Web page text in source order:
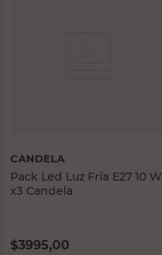
CANDELA
Pack Led Luz Fría E27 10 W
x3 Candela
$3995,00